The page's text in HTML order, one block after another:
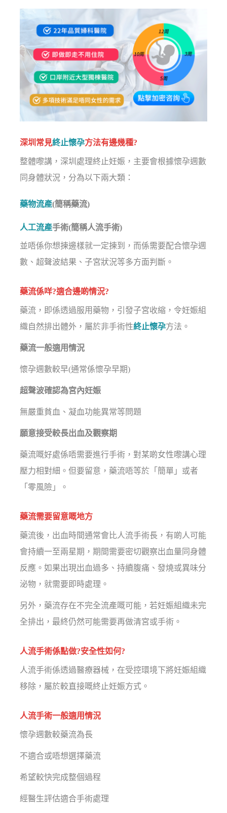
深圳常見終止懷孕方法有邊幾種?
整體嚟講，深圳處理終止妊娠，主要會根據懷孕週數
同身體狀況，分為以下兩大類：
藥物流產(簡稱藥流)
人工流產手術(簡稱人流手術)
並唔係你想揀邊樣就一定揀到，而係需要配合懷孕週
數、超聲波結果、子宮狀況等多方面判斷。
藥流係咩?適合邊啲情況?
藥流，即係透過服用藥物，引發子宮收縮，令妊娠組
織自然排出體外，屬於非手術性終止懷孕方法。
藥流一般適用情況
懷孕週數較早(通常係懷孕早期)
超聲波確認為宮內妊娠
無嚴重貧血、凝血功能異常等問題
願意接受較長出血及觀察期
藥流嘅好處係唔需要進行手術，對某啲女性嚟講心理
壓力相對細。但要留意，藥流唔等於「簡單」或者
「零風險」。
藥流需要留意嘅地方
藥流後，出血時間通常會比人流手術長，有啲人可能
會持續一至兩星期，期間需要密切觀察出血量同身體
反應。如果出現出血過多、持續腹痛、發燒或異味分
泌物，就需要即時處理。
另外，藥流存在不完全流產嘅可能，若妊娠組織未完
全排出，最終仍然可能需要再做清宮或手術。
人流手術係點做?安全性如何?
人流手術係透過醫療器械，在受控環境下將妊娠組織
移除，屬於較直接嘅終止妊娠方式。
人流手術一般適用情況
懷孕週數較藥流為長
不適合或唔想選擇藥流
希望較快完成整個過程
經醫生評估適合手術處理